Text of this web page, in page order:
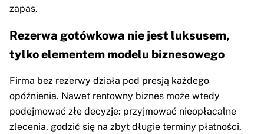
zapas.
Rezerwa gotówkowa nie jest luksusem,
tylko elementem modelu biznesowego
Firma bez rezerwy działa pod presją każdego
opóźnienia. Nawet rentowny biznes może wtedy
podejmować złe decyzje: przyjmować nieopłacalne
zlecenia, godzić się na zbyt długie terminy płatności,